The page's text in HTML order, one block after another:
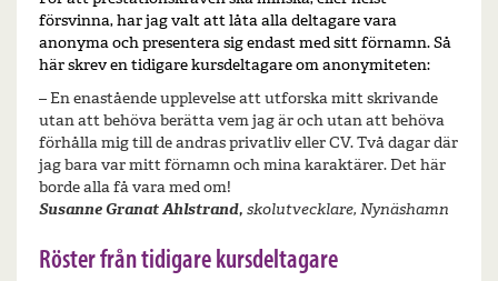
försvinna, har jag valt att låta alla deltagare vara
anonyma och presentera sig endast med sitt förnamn. Så
här skrev en tidigare kursdeltagare om anonymiteten:
– En enastående upplevelse att utforska mitt skrivande
utan att behöva berätta vem jag är och utan att behöva
förhålla mig till de andras privatliv eller CV. Två dagar där
jag bara var mitt förnamn och mina karaktärer. Det här
borde alla få vara med om!
Susanne Granat Ahlstrand, skolutvecklare, Nynäshamn
Röster från tidigare kursdeltagare